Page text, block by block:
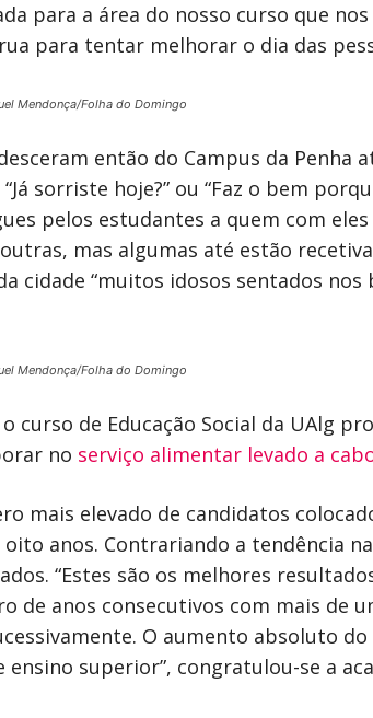
para a área do nosso curso que
para tentar melhorar o dia das
Mendonça/Folha do Domingo
então do Campus da Penha
sorriste hoje?” ou “Faz o bem
pelos estudantes a quem com
mas algumas até estão
cidade “muitos idosos sentados nos
Mendonça/Folha do Domingo
curso de Educação Social da UAlg
no serviço alimentar levado a
mais elevado de candidatos
anos. Contrariando a tendência
“Estes são os melhores
de anos consecutivos com mais de
O aumento absoluto
superior”, congratulou-se a